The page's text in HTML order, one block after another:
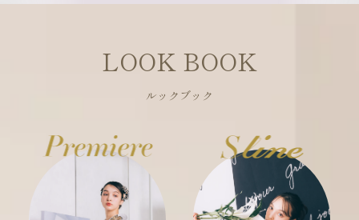
LOOK BOOK
ルックブック